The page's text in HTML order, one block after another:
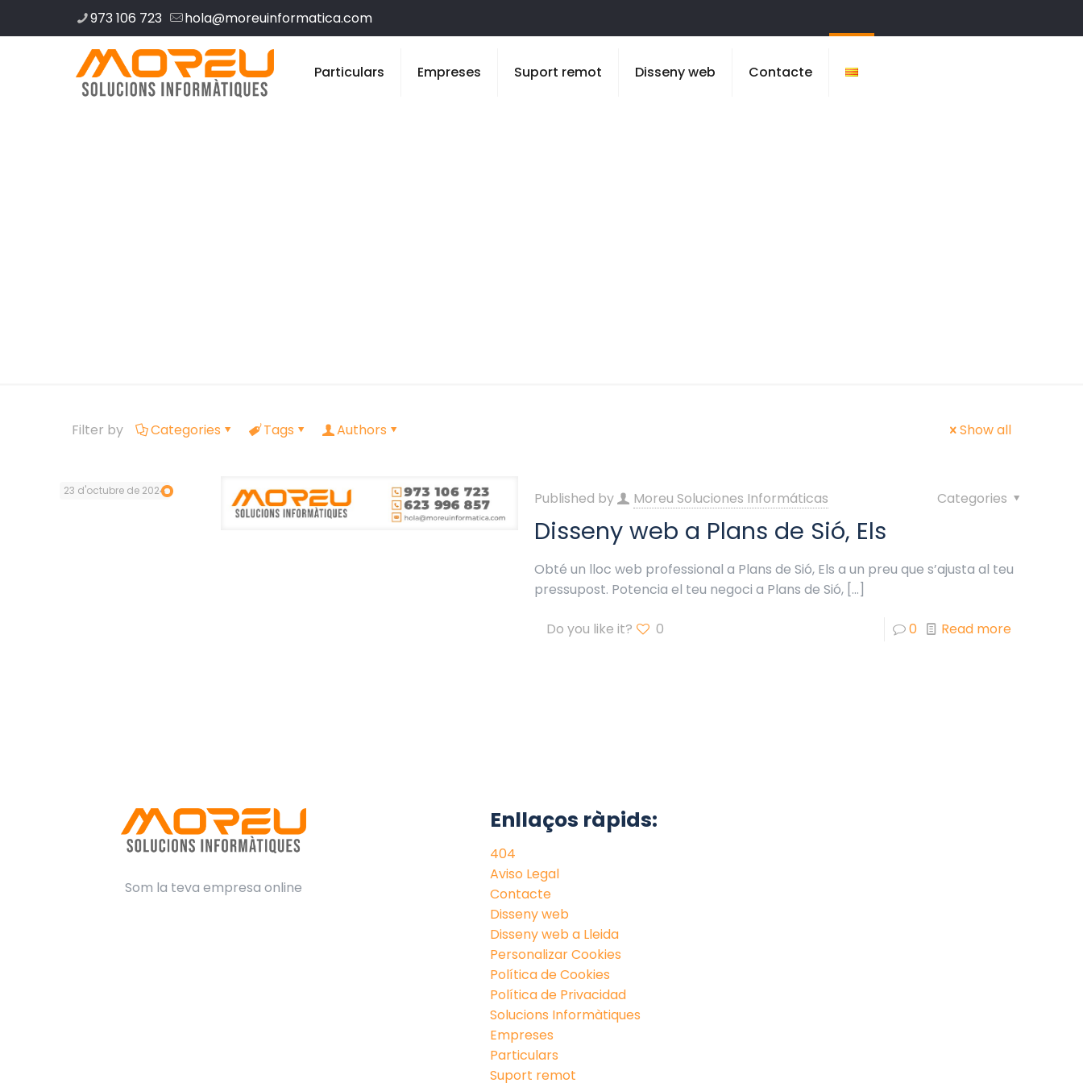
973 106 723 hola@moreuinformatica.com
Particulars Empreses Suport remot Disseny web Contacte
Filter by Categories Tags Authors Show all
23 d'octubre de 2024 Published by Moreu Soluciones Informáticas Categories
Disseny web a Plans de Sió, Els
Obté un lloc web professional a Plans de Sió, Els a un preu que s’ajusta al teu
pressupost. Potencia el teu negoci a Plans de Sió,[…]
Do you like it? 0 0 Read more
Som la teva empresa online
Enllaços ràpids:
404
Aviso Legal
Contacte
Disseny web
Disseny web a Lleida
Personalizar Cookies
Política de Cookies
Política de Privacidad
Solucions Informàtiques
Empreses
Particulars
Suport remot